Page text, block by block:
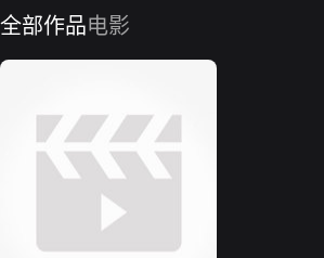
全部作品电影